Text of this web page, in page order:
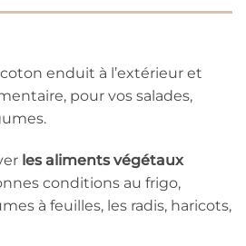
enduit à l’extérieur et
pour vos salades,
les aliments végétaux
conditions au frigo,
à feuilles, les radis, haricots,